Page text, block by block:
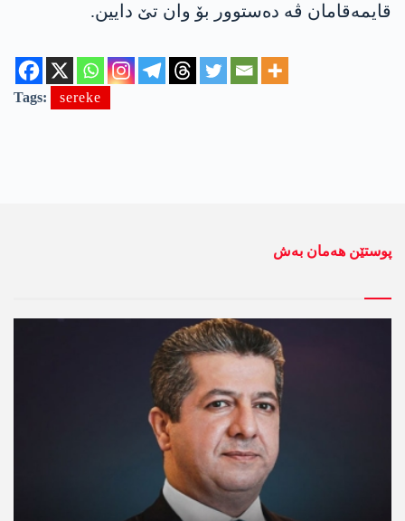
قایمەقامان ڤە دەستوور بۆ وان تێ دایین.
Tags: sereke
پوستێن ھەمان بەش